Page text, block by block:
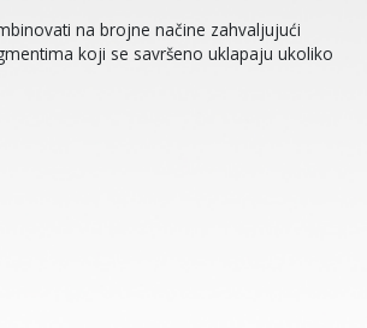
na brojne načine zahvaljujući
koji se savršeno uklapaju ukoliko